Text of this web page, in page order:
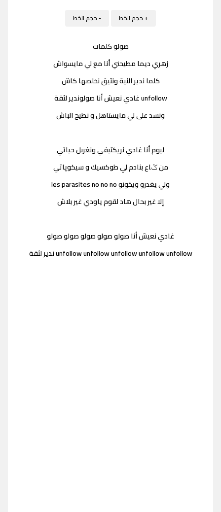
+ حجم الخط - حجم الخط
صولو كلمات
زهري ديما مطيحني أنا مع لي مايسواش
كلما ندير النية ونتيق نخلصها كاش
unfollow غادي نعيش أنا صولوندير لثقة
ونسد على لي مايستاهل و نطيح الباش
ليوم أنا غادي نريكتيفي ونغربل حياتي
من ݣاع بنادم لي طوكسيك و سيكوپاتي
ولي يغدرو ويخونو les parasites no no no
إلا غير بحال هاد لقوم ياودي غير بلاش
غادي نعيش أنا صولو صولو صولو صولو صولو
unfollow unfollow unfollow unfollow unfollow ندير لثقة